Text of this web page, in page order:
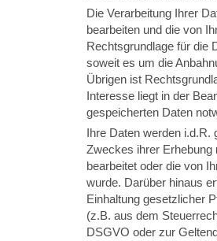
Die Verarbeitung Ihrer
bearbeiten und die von
Rechtsgrundlage für die
soweit es um die
Übrigen ist
Interesse liegt in der
gespeicherten Daten
Ihre Daten werden i.d.R.
Zweckes ihrer Erhebung
bearbeitet oder die von
wurde. Darüber hinaus
Einhaltung gesetzlicher
(z.B. aus dem
DSGVO oder zur